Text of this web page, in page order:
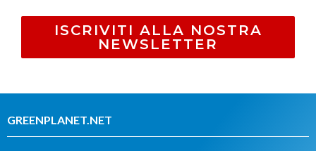
ISCRIVITI ALLA NOSTRA
NEWSLETTER
GREENPLANET.NET